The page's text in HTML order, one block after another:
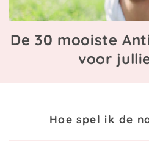
De 30 mooiste
voor
Hoe spel ik de